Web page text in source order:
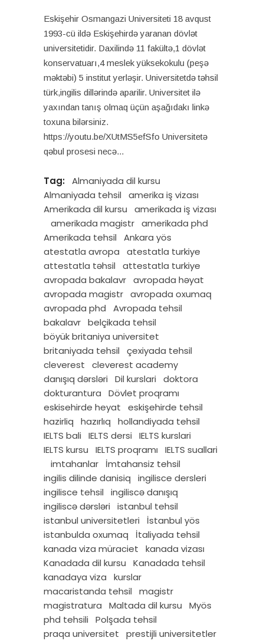
Eskişehir Osmangazi Universiteti 18 avqust
1993-cü ildə Eskişehirdə yaranan dövlət
universitetidir. Daxilində 11 fakültə,1 dövlət
konservatuarı,4 meslek yüksekokulu (peşə
məktəbi) 5 institut yerləşir. Universitetdə təhsil
türk,ingilis dillərində aparilir. Universitet ilə
yaxından tanış olmaq üçün aşağıdakı linkə
toxuna bilərsiniz.
https://youtu.be/XUtMS5efSfo Universitetə
qəbul prosesi necə
Tag:
Almaniyada dil kursu
Almaniyada tehsil
amerika iş vizası
Amerikada dil kursu
amerikada iş vizası
amerikada magistr amerikada phd
Amerikada tehsil
Ankara yös
atestatla avropa
atestatla turkiye
attestatla təhsil
attestatla turkiye
avropada bakalavr avropada həyat
avropada magistr avropada oxumaq
avropada phd
Avropada tehsil
bakalavr belçikada tehsil
böyük britaniya universitet
britaniyada tehsil
çexiyada tehsil
cleverest
cleverest academy
danışıq dərsləri
Dil kurslari
doktora
dokturantura
Dövlet proqramı
eskisehirde heyat
eskişehirde tehsil
hazirliq
hazırlıq
hollandiyada tehsil
IELTS bali
IELTS dersi
IELTS kurslari
IELTS kursu
IELTS proqramı
IELTS suallari
imtahanlar
İmtahansiz tehsil
ingilis dilinde danisiq
ingilisce dersleri
ingilisce tehsil
ingiliscə danışıq
ingiliscə dərsləri
istanbul tehsil
istanbul universitetleri
İstanbul yös
istanbulda oxumaq
İtaliyada tehsil
kanada viza müraciet
kanada vizası
Kanadada dil kursu
Kanadada tehsil
kanadaya viza
kurslar
macaristanda tehsil
magistr
magistratura
Maltada dil kursu
Myös
phd tehsili
Polşada tehsil
praqa universitet
prestijli universitetler